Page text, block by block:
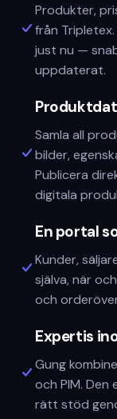
Produkter,
från
just nu —
uppdaterat.
Samla all
bilder,
Publicera
digitala
En portal
Kunder,
själva, när
och
Expertis
Gung
och PIM.
rätt stöd